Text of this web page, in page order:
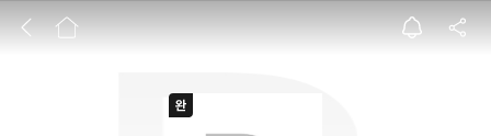
얼렁뚱땅 일해서